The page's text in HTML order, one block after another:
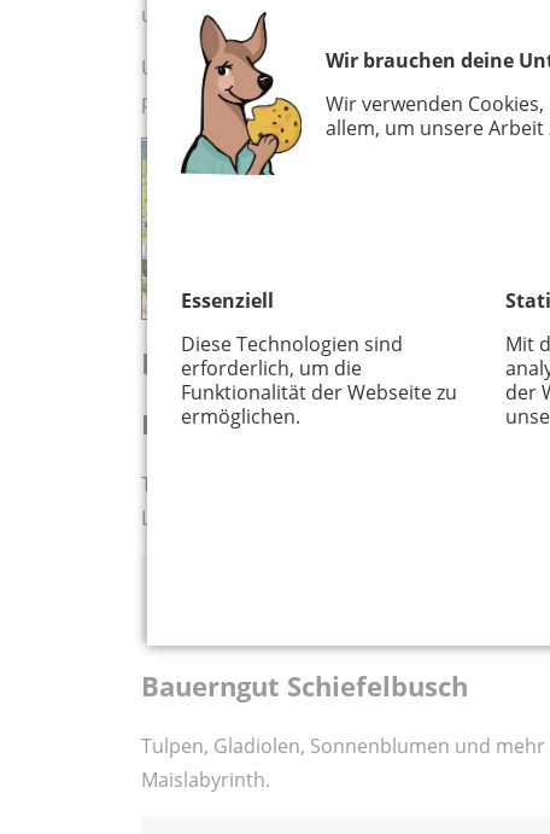
Wir brauchen deine
Wir verwenden
allem, um unsere
Essenziell
Diese Technologien sind
erforderlich, um die
Funktionalität der Webseite zu
ermöglichen.
Mit
der
ungiftigen Taglilie, die nicht zu den
Ungiftig und völlig unbedenklich sind für
prächtigen Gladiolen. Außerdem Dahlien
Blumenfelder in der Region
Bauernhof Meinsma
Tulpen, Dahlien, Sonnenblumen und
Landhütte (Milchautomat sowie Eier,
Bauerngut Schiefelbusch
Tulpen, Gladiolen, Sonnenblumen und
Maislabyrinth.